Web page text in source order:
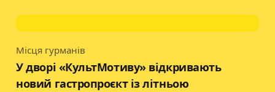
Category
Місця гурманів
У дворі «КультМотиву» відкривають
новий гастропроєкт із літньою